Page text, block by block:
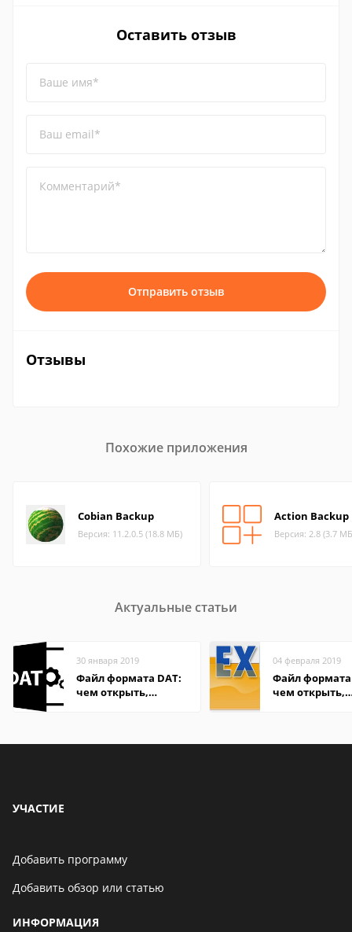
Оставить отзыв
Ваше имя*
Ваш email*
Комментарий*
Отправить отзыв
Отзывы
Похожие приложения
Cobian Backup
Версия: 11.2.0.5 (18.8 МБ)
Action Backup
Версия: 2.8 (3.7
Актуальные статьи
30 января 2019
Файл формата DAT:
чем открыть,
04 февраля 2019
Файл
чем открыть,
УЧАСТИЕ
Добавить программу
Добавить обзор или статью
ИНФОРМАЦИЯ